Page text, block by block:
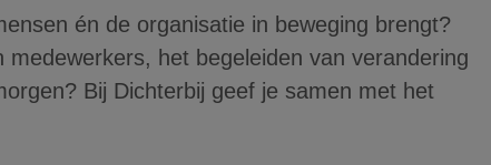
én de organisatie in beweging brengt?
het begeleiden van verandering
Bij Dichterbij geef je samen met het